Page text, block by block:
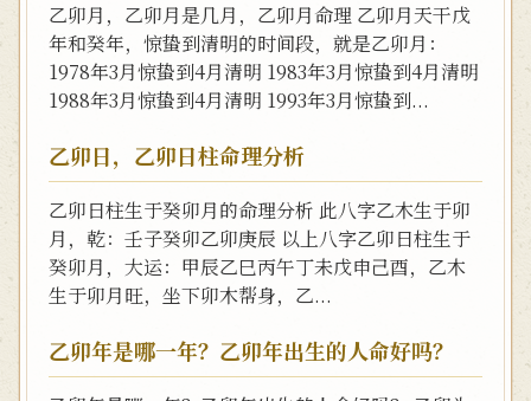
乙卯月，乙卯月是几月，乙卯月命理 乙卯月天干戊
年和癸年，惊蛰到清明的时间段，就是乙卯月：
1978年3月惊蛰到4月清明 1983年3月惊蛰到4月清明
1988年3月惊蛰到4月清明 1993年3月惊蛰到...
乙卯日，乙卯日柱命理分析
乙卯日柱生于癸卯月的命理分析 此八字乙木生于卯
月，乾：壬子癸卯乙卯庚辰 以上八字乙卯日柱生于
癸卯月，大运：甲辰乙巳丙午丁未戊申己酉，乙木
生于卯月旺，坐下卯木帮身，乙...
乙卯年是哪一年？乙卯年出生的人命好吗？